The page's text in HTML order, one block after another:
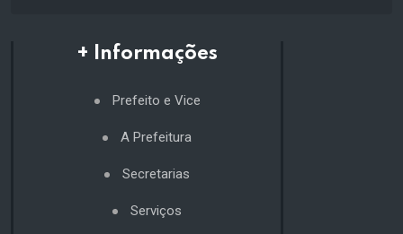
+ Informações
Prefeito e Vice
A Prefeitura
Secretarias
Serviços